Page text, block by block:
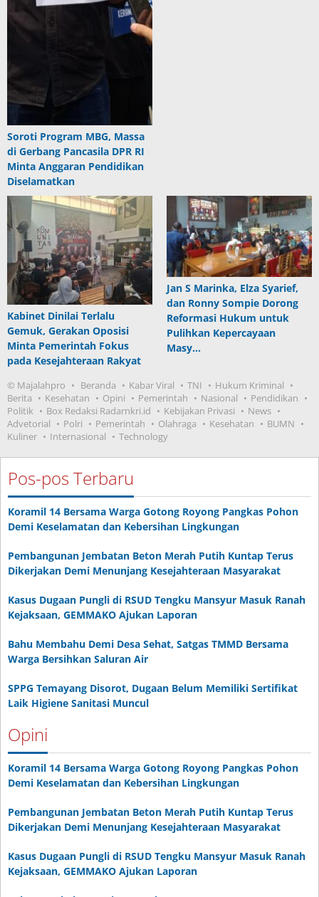
Soroti Program MBG, Massa
di Gerbang Pancasila DPR RI
Minta Anggaran Pendidikan
Diselamatkan
Kabinet Dinilai Terlalu
Gemuk, Gerakan Oposisi
Minta Pemerintah Fokus
pada Kesejahteraan Rakyat
Jan S Marinka, Elza Syarief,
dan Ronny Sompie Dorong
Reformasi Hukum untuk
Pulihkan Kepercayaan
Masy…
© Majalahpro Beranda Kabar Viral TNI
Hukum Kriminal
Berita
Kesehatan Opini Pemerintah Nasional
Pendidikan
Politik
Box Redaksi Radarnkri.id Kebijakan Privasi
News
Advetorial
Polri Pemerintah Olahraga Kesehatan
BUMN
Kuliner
Internasional Technology
Pos-pos Terbaru
Koramil 14 Bersama Warga Gotong Royong Pangkas Pohon
Demi Keselamatan dan Kebersihan Lingkungan
Pembangunan Jembatan Beton Merah Putih Kuntap Terus
Dikerjakan Demi Menunjang Kesejahteraan Masyarakat
Kasus Dugaan Pungli di RSUD Tengku Mansyur Masuk Ranah
Kejaksaan, GEMMAKO Ajukan Laporan
Bahu Membahu Demi Desa Sehat, Satgas TMMD Bersama
Warga Bersihkan Saluran Air
SPPG Temayang Disorot, Dugaan Belum Memiliki Sertifikat
Laik Higiene Sanitasi Muncul
Opini
Koramil 14 Bersama Warga Gotong Royong Pangkas Pohon
Demi Keselamatan dan Kebersihan Lingkungan
Pembangunan Jembatan Beton Merah Putih Kuntap Terus
Dikerjakan Demi Menunjang Kesejahteraan Masyarakat
Kasus Dugaan Pungli di RSUD Tengku Mansyur Masuk Ranah
Kejaksaan, GEMMAKO Ajukan Laporan